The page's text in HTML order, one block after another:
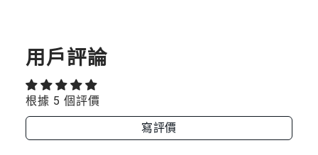
動
電
源
10000MAH
動
電
源
10000MAH
10000mAh
用戶評論
根據 5 個評價
寫評價